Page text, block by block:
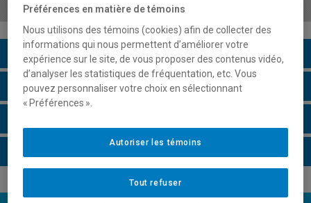
Description du cours
Horaire - Été 2026
Préférences en matière de témoins
Nous utilisons des témoins (cookies) afin de collecter des
informations qui nous permettent d’améliorer votre
expérience sur le site, de vous proposer des contenus vidéo,
d’analyser les statistiques de fréquentation, etc. Vous
pouvez personnaliser votre choix en sélectionnant
« Préférences ».
Tout refuser
Autoriser les témoins